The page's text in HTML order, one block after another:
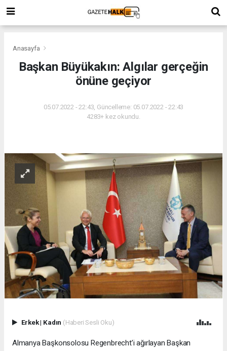
Anasayfa
Başkan Büyükakın: Algılar gerçeğin
önüne geçiyor
05.07.2022 - 22:43, Güncelleme: 05.07.2022 - 22:43
4283+ kez okundu.
Erkek| Kadın (Haberi Sesli Oku)
Almanya Başkonsolosu Regenbrecht’i ağırlayan Başkan